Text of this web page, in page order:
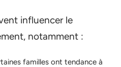
influencer le
notamment :
familles ont tendance à